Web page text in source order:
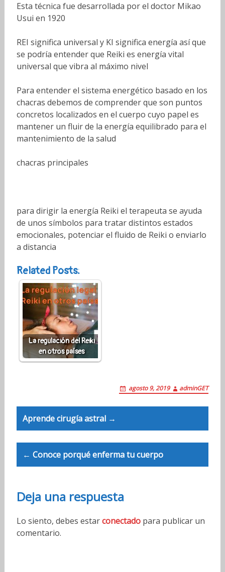
Esta técnica fue desarrollada por el doctor Mikao
Usui en 1920
REI significa universal y KI significa energía así que
se podría entender que Reiki es energía vital
universal que vibra al máximo nivel
Para entender el sistema energético basado en los
chacras debemos de comprender que son puntos
concretos localizados en el cuerpo cuyo papel es
mantener un fluir de la energía equilibrado para el
mantenimiento de la salud
chacras principales
para dirigir la energía Reiki el terapeuta se ayuda
de unos símbolos para tratar distintos estados
emocionales, potenciar el fluido de Reiki o enviarlo
a distancia
Related Posts:
La regulación del Reiki
en otros países
agosto 9, 2019 adminGET
P
o
t
a
v
i
Aprende cirugía astral →
← Conoce porqué enferma tu cuerpo
Deja una respuesta
Lo siento, debes estarconectadopara publicar un
comentario.